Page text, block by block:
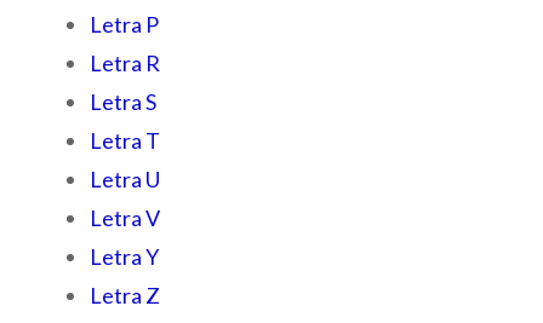
Letra P
Letra R
Letra S
Letra T
Letra U
Letra V
Letra Y
Letra Z